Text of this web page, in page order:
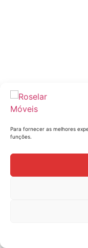
Para fornecer as melhores
funções.